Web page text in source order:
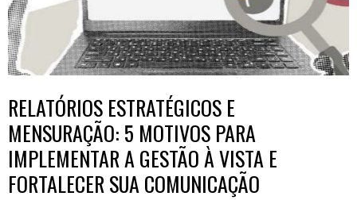
RELATÓRIOS ESTRATÉGICOS E
MENSURAÇÃO: 5 MOTIVOS PARA
IMPLEMENTAR A GESTÃO À VISTA E
FORTALECER SUA COMUNICAÇÃO